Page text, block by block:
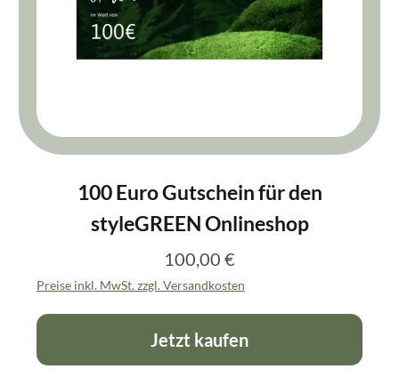
100 Euro Gutschein für den
styleGREEN Onlineshop
Regulärer Preis:
100,00 €
Preise inkl. MwSt. zzgl. Versandkosten
Jetzt kaufen